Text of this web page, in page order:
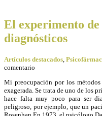
El experimento de
diagnósticos
Artículos destacados,
comentario
Mi preocupación por los
exagerada. Se trata de uno de los
hace falta muy poco para ser
peligroso, por ejemplo, que un